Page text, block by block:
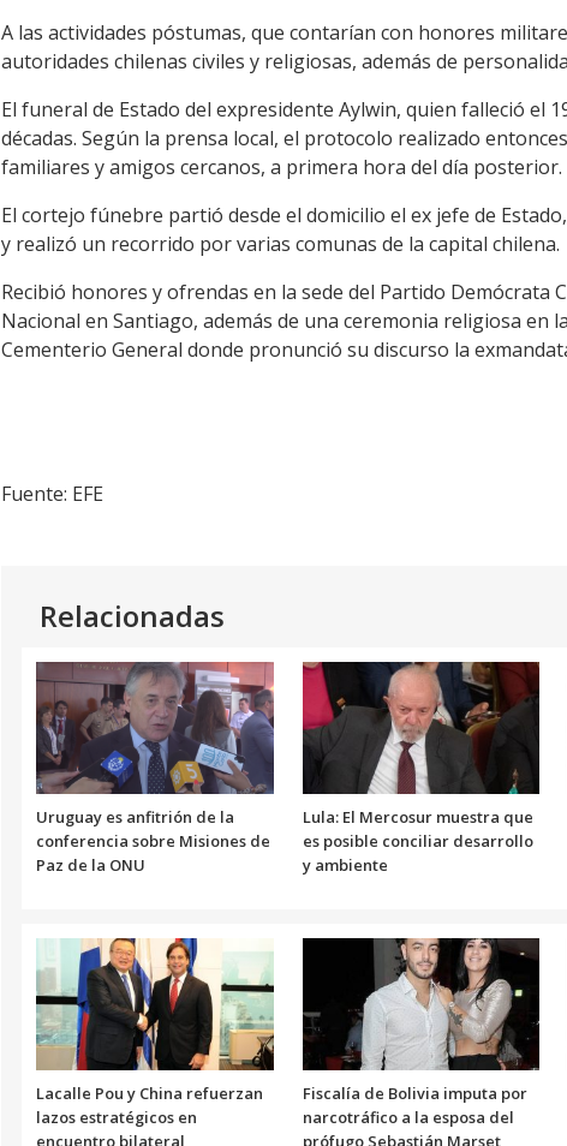
A las actividades póstumas, que contarían con honores
autoridades chilenas civiles y religiosas, además de
El funeral de Estado del expresidente Aylwin, quien falleció el
décadas. Según la prensa local, el protocolo realizado
familiares y amigos cercanos, a primera hora del día posterior.
El cortejo fúnebre partió desde el domicilio el ex jefe de
y realizó un recorrido por varias comunas de la capital chilena.
Recibió honores y ofrendas en la sede del Partido Demócrata
Nacional en Santiago, además de una ceremonia religiosa en
Cementerio General donde pronunció su discurso la
Fuente: EFE
Relacionadas
Uruguay es anfitrión de la
conferencia sobre Misiones de
Paz de la ONU
Lula: El Mercosur muestra que
es posible conciliar desarrollo
y ambiente
Lacalle Pou y China refuerzan
lazos estratégicos en
encuentro bilateral
Fiscalía de Bolivia imputa por
narcotráfico a la esposa del
prófugo Sebastián Marset